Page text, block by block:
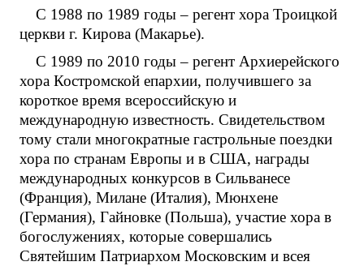
С 1988 по 1989 годы – регент хора Троицкой
церкви г. Кирова (Макарье).
С 1989 по 2010 годы – регент Архиерейского
хора Костромской епархии, получившего за
короткое время всероссийскую и
международную известность. Свидетельством
тому стали многократные гастрольные поездки
хора по странам Европы и в США, награды
международных конкурсов в Сильванесе
(Франция), Милане (Италия), Мюнхене
(Германия), Гайновке (Польша), участие хора в
богослужениях, которые совершались
Святейшим Патриархом Московским и всея